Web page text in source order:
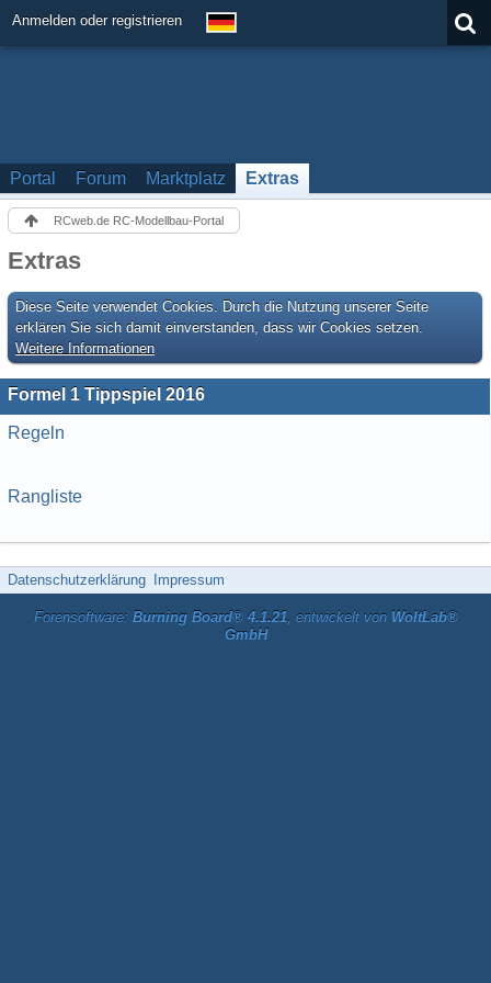
Anmelden oder registrieren
Portal Forum Marktplatz Extras
RCweb.de RC-Modellbau-Portal
Extras
Diese Seite verwendet Cookies. Durch die Nutzung unserer Seite
erklären Sie sich damit einverstanden, dass wir Cookies setzen.
Weitere Informationen
Formel 1 Tippspiel 2016
Regeln
Rangliste
Datenschutzerklärung Impressum
Forensoftware: Burning Board® 4.1.21, entwickelt von WoltLab®
GmbH